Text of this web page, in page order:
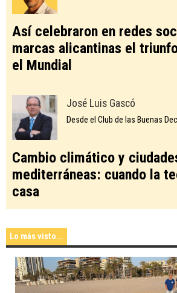
Así celebraron en redes
marcas alicantinas el
el Mundial
José Luis Gascó
Desde el Club de las Buenas
Cambio climático y
mediterráneas: cuando la
casa
Lo más visto...